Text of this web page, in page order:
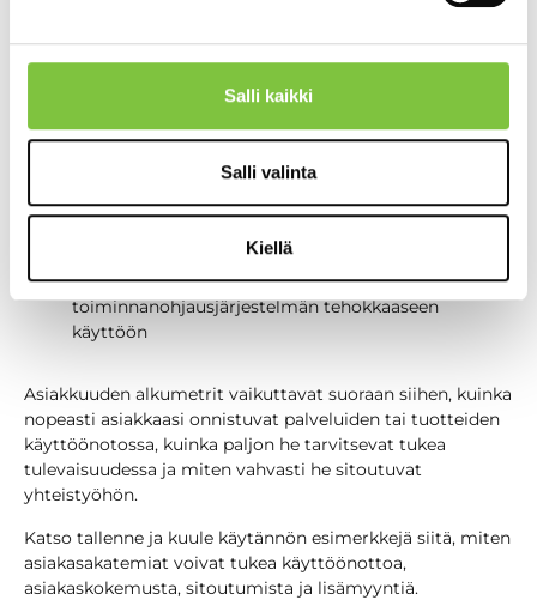
Salli kaikki
Salli valinta
Kiellä
Case-esimerkit mukana
Kuulimme kaksi käytännön esimerkkiä siitä, miten
oppimisympäristöä hyödynnetään asiakaskoulutuksissa:
NeptonAkatemia– asiakkaiden kouluttaminen
osaamisen kehittämisess
LikeitAkatemia – asiakkaiden kouluttaminen
toiminnanohjausjärjestelmän tehokkaaseen
käyttöön
Asiakkuuden alkumetrit vaikuttavat suoraan siihen, kuinka
nopeasti asiakkaasi onnistuvat palveluiden tai tuotteiden
käyttöönotossa, kuinka paljon he tarvitsevat tukea
tulevaisuudessa ja miten vahvasti he sitoutuvat
yhteistyöhön.
Katso tallenne ja kuule käytännön esimerkkejä siitä, miten
asiakasakatemiat voivat tukea käyttöönottoa,
asiakaskokemusta, sitoutumista ja lisämyyntiä.